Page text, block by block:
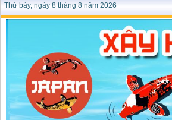
Thứ bảy, ngày 8 tháng 8 năm 2026